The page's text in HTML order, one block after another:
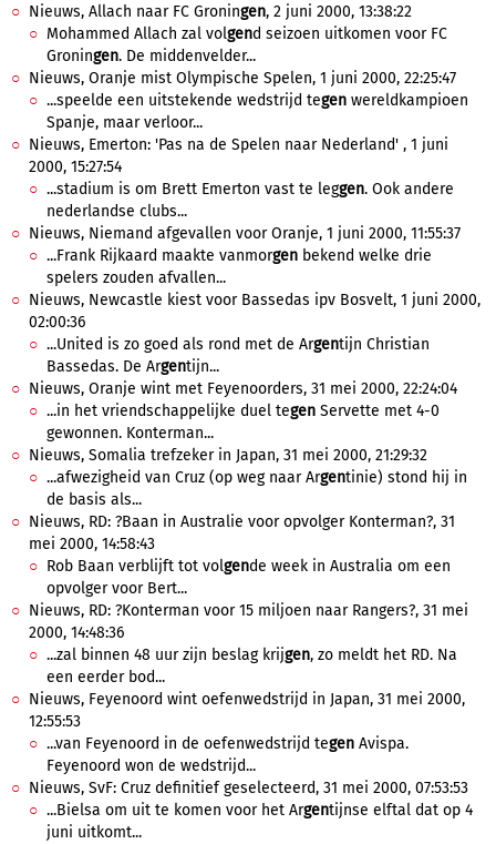
Nieuws, Allach naar FC Groningen, 2 juni 2000, 13:38:22
Mohammed Allach zal volgend seizoen uitkomen voor FC
Groningen. De middenvelder...
Nieuws, Oranje mist Olympische Spelen, 1 juni 2000, 22:25:47
...speelde een uitstekende wedstrijd tegen wereldkampioen
Spanje, maar verloor...
Nieuws, Emerton: 'Pas na de Spelen naar Nederland' , 1 juni
2000, 15:27:54
...stadium is om Brett Emerton vast te leggen. Ook andere
nederlandse clubs...
Nieuws, Niemand afgevallen voor Oranje, 1 juni 2000, 11:55:37
...Frank Rijkaard maakte vanmorgen bekend welke drie
spelers zouden afvallen...
Nieuws, Newcastle kiest voor Bassedas ipv Bosvelt, 1 juni 2000,
02:00:36
...United is zo goed als rond met de Argentijn Christian
Bassedas. De Argentijn...
Nieuws, Oranje wint met Feyenoorders, 31 mei 2000, 22:24:04
...in het vriendschappelijke duel tegen Servette met 4-0
gewonnen. Konterman...
Nieuws, Somalia trefzeker in Japan, 31 mei 2000, 21:29:32
...afwezigheid van Cruz (op weg naar Argentinie) stond hij in
de basis als...
Nieuws, RD: ?Baan in Australie voor opvolger Konterman?, 31
mei 2000, 14:58:43
Rob Baan verblijft tot volgende week in Australia om een
opvolger voor Bert...
Nieuws, RD: ?Konterman voor 15 miljoen naar Rangers?, 31 mei
2000, 14:48:36
...zal binnen 48 uur zijn beslag krijgen, zo meldt het RD. Na
een eerder bod...
Nieuws, Feyenoord wint oefenwedstrijd in Japan, 31 mei 2000,
12:55:53
...van Feyenoord in de oefenwedstrijd tegen Avispa.
Feyenoord won de wedstrijd...
Nieuws, SvF: Cruz definitief geselecteerd, 31 mei 2000, 07:53:53
...Bielsa om uit te komen voor het Argentijnse elftal dat op 4
juni uitkomt...